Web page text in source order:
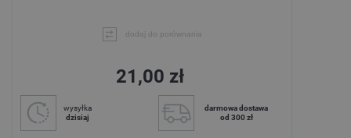
dodaj do porównania
21,00 zł
wysyłka
dzisiaj
darmowa dostawa
od 300 zł